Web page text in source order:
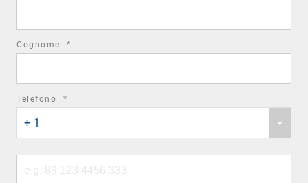
Cognome *
Telefono *
country
code
+ 1
number